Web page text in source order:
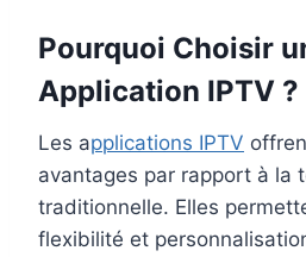
Pourquoi Choisir
Application IPTV ?
Les applications IPTV
avantages par rapport à la
traditionnelle. Elles
flexibilité et